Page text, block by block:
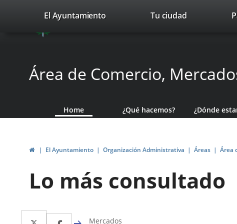
Portal
Web
Ayuntamiento
Valladolid
avaTop
valladolid.es
El Ayuntamiento Tu ciudad
Área de Comercio,
Home ¿Qué hacemos? ¿Dónde
HomeEl Ayuntamiento Organización Administrativa Áreas Área
Lo más consultado
Twitter
Enlace
Mercados